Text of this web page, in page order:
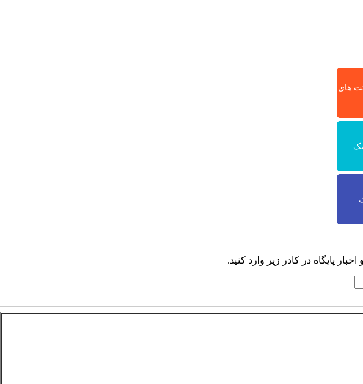
های
پایگاه در کادر زیر وارد کنید.